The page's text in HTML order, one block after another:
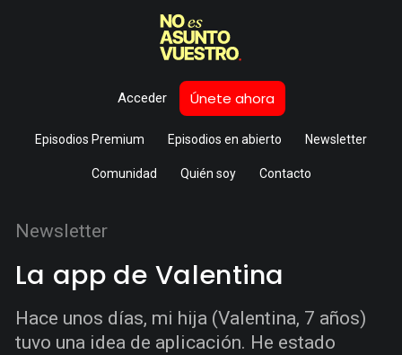
Acceder Únete ahora
Episodios Premium Episodios en abierto Newsletter
Comunidad Quién soy Contacto
Newsletter
La app de Valentina
Hace unos días, mi hija (Valentina, 7 años)
tuvo una idea de aplicación. He estado